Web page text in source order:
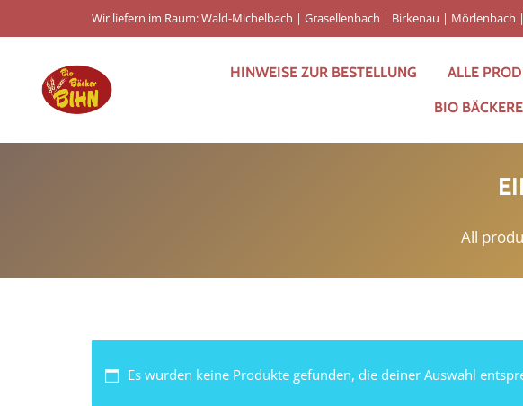
Wir liefern im Raum: Wald-Michelbach | Grasellenbach | Birkenau | Mörlenbach
HINWEISE ZUR BESTELLUNG ALLE
BIO
All
Es wurden keine Produkte gefunden, die deiner Auswahl